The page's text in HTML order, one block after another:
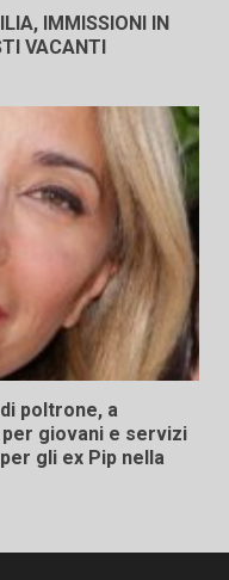
IMMISSIONI IN
VACANTI
poltrone, a
giovani e servizi
gli ex Pip nella